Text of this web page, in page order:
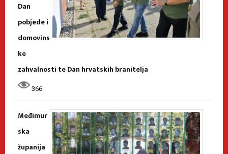
Dan
pobjede i
domovins
ke
zahvalnosti te Dan hrvatskih branitelja
366
Međimur
ska
županija